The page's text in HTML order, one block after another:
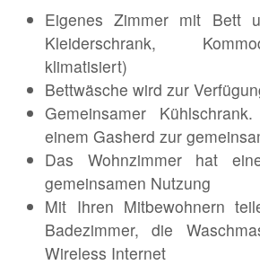
Eigenes Zimmer mit Bett
Kleiderschrank,
klimatisiert)
Bettwäsche wird zur
Gemeinsamer
einem Gasherd zur
Das Wohnzimmer hat
gemeinsamen Nutzung
Mit Ihren Mitbewohnern
Badezimmer, die
Wireless Internet